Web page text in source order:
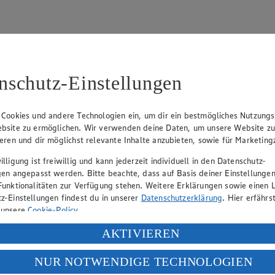
gewährt Ihnen jedoch das Recht, den auf dieser Website
und Vervielfältigung von Bildmaterial oder Grafiken aus
verantwortlich. Firma und Anschriften unserer
hin, dass wir nicht an einem Streitbeilegungsverfahren vor einer
Einstellungen
und andere Technologien ein, um dir ein bestmögliches
zu ermöglichen. Wir verwenden deine Daten, um unsere Website zu
und dir möglichst relevante Inhalte anzubieten, sowie für
ist freiwillig und kann jederzeit individuell in den Datenschutz-
angepasst werden. Bitte beachte, dass auf Basis deiner
zur Verfügung stehen. Weitere Erklärungen sowie einen
Einstellungen findest du in unserer Datenschutzerklärung. Hier
Cookie-Policy.
deiner personenbezogenen Daten in den USA durch Facebook und
„Aktivieren“ klickst, willigst du im Sinne des Art. 49 Abs. 1 Satz 1 lit.
Daten in den USA verarbeitet werden. Der EuGH sieht die USA als
AKTIVIEREN
NUR NOTWENDIGE TECHNOLOGIEN